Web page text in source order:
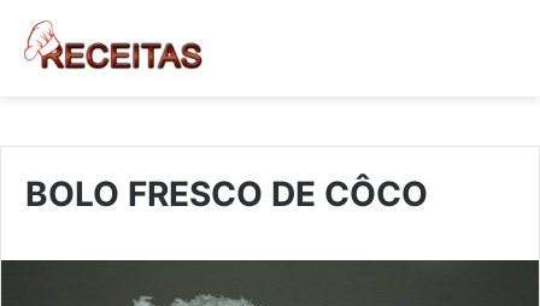
BOLO FRESCO DE CÔCO